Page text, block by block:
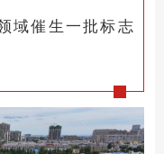
域催生一批标志